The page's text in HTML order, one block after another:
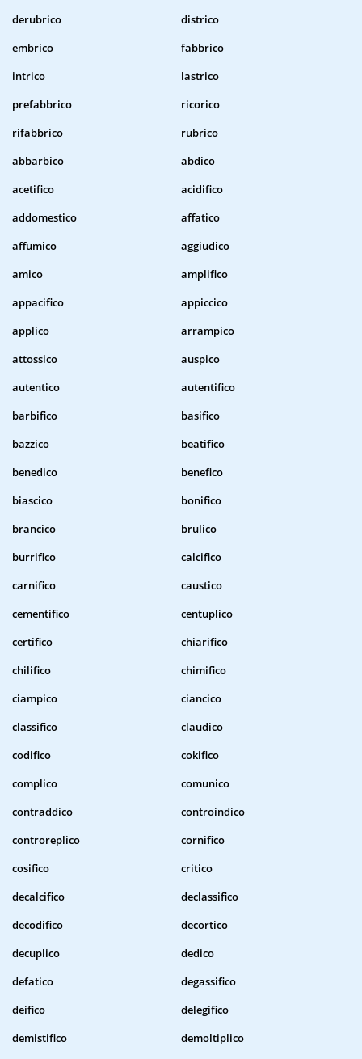
derubrico
districo
embrico
fabbrico
intrico
lastrico
prefabbrico
ricorico
rifabbrico
rubrico
abbarbico
abdico
acetifico
acidifico
addomestico
affatico
affumico
aggiudico
amico
amplifico
appacifico
appiccico
applico
arrampico
attossico
auspico
autentico
autentifico
barbifico
basifico
bazzico
beatifico
benedico
benefico
biascico
bonifico
brancico
brulico
burrifico
calcifico
carnifico
caustico
cementifico
centuplico
certifico
chiarifico
chilifico
chimifico
ciampico
ciancico
classifico
claudico
codifico
cokifico
complico
comunico
contraddico
controindico
controreplico
cornifico
cosifico
critico
decalcifico
declassifico
decodifico
decortico
decuplico
dedico
defatico
degassifico
deifico
delegifico
demistifico
demoltiplico